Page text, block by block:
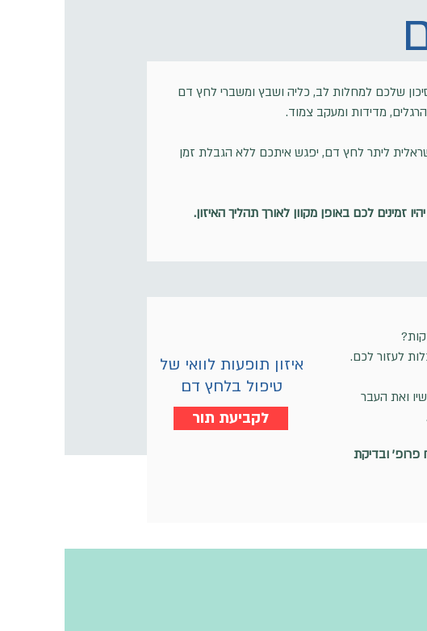
איזון תופעות לוואי של
טיפול בלחץ דם
לקביעת תור
לעזור לכם.
ואת העבר
פרופ' ובדיקת
שלכם למחלות לב, כליה ושבץ ומשברי לחץ דם
הרגלים, מדידות ומעקב צמוד.
ליתר לחץ דם, יפגש איתכם ללא הגבלת זמן
זמינים לכם באופן מקוון לאורך תהליך האיזון.